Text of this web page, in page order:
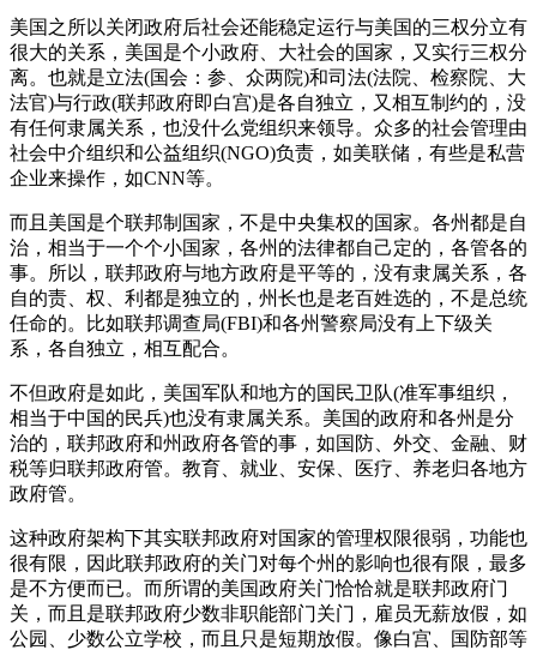
美国之所以关闭政府后社会还能稳定运行与美国的三权分立有
很大的关系，美国是个小政府、大社会的国家，又实行三权分
离。也就是立法(国会：参、众两院)和司法(法院、检察院、大
法官)与行政(联邦政府即白宫)是各自独立，又相互制约的，没
有任何隶属关系，也没什么党组织来领导。众多的社会管理由
社会中介组织和公益组织(NGO)负责，如美联储，有些是私营
企业来操作，如CNN等。
而且美国是个联邦制国家，不是中央集权的国家。各州都是自
治，相当于一个个小国家，各州的法律都自己定的，各管各的
事。所以，联邦政府与地方政府是平等的，没有隶属关系，各
自的责、权、利都是独立的，州长也是老百姓选的，不是总统
任命的。比如联邦调查局(FBI)和各州警察局没有上下级关
系，各自独立，相互配合。
不但政府是如此，美国军队和地方的国民卫队(准军事组织，
相当于中国的民兵)也没有隶属关系。美国的政府和各州是分
治的，联邦政府和州政府各管的事，如国防、外交、金融、财
税等归联邦政府管。教育、就业、安保、医疗、养老归各地方
政府管。
这种政府架构下其实联邦政府对国家的管理权限很弱，功能也
很有限，因此联邦政府的关门对每个州的影响也很有限，最多
是不方便而已。而所谓的美国政府关门恰恰就是联邦政府门
关，而且是联邦政府少数非职能部门关门，雇员无薪放假，如
公园、少数公立学校，而且只是短期放假。像白宫、国防部等